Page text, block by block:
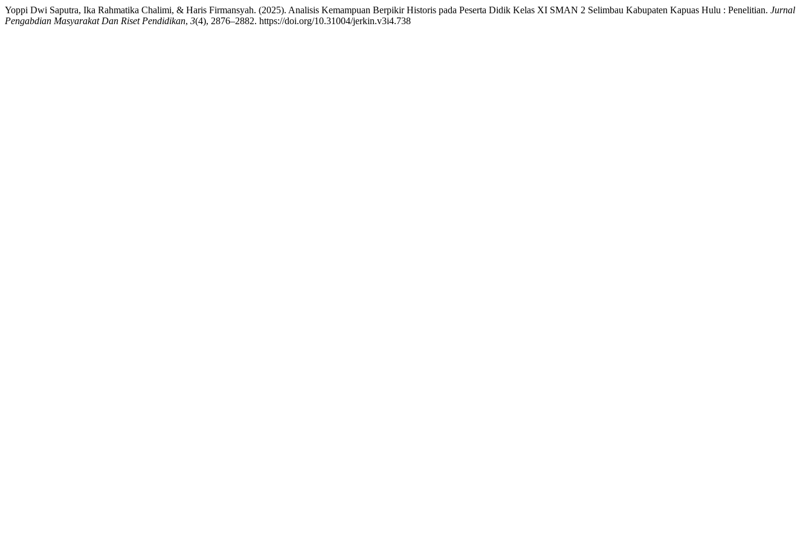
Yoppi Dwi Saputra, Ika Rahmatika Chalimi, & Haris Firmansyah. (2025). Analisis Kemampuan Berpikir Historis pada Peserta Didik Kelas XI SMAN 2 Selimbau Kabupaten Kapuas Hulu : Penelitian. Jurnal
Pengabdian Masyarakat Dan Riset Pendidikan, 3(4), 2876–2882. https://doi.org/10.31004/jerkin.v3i4.738